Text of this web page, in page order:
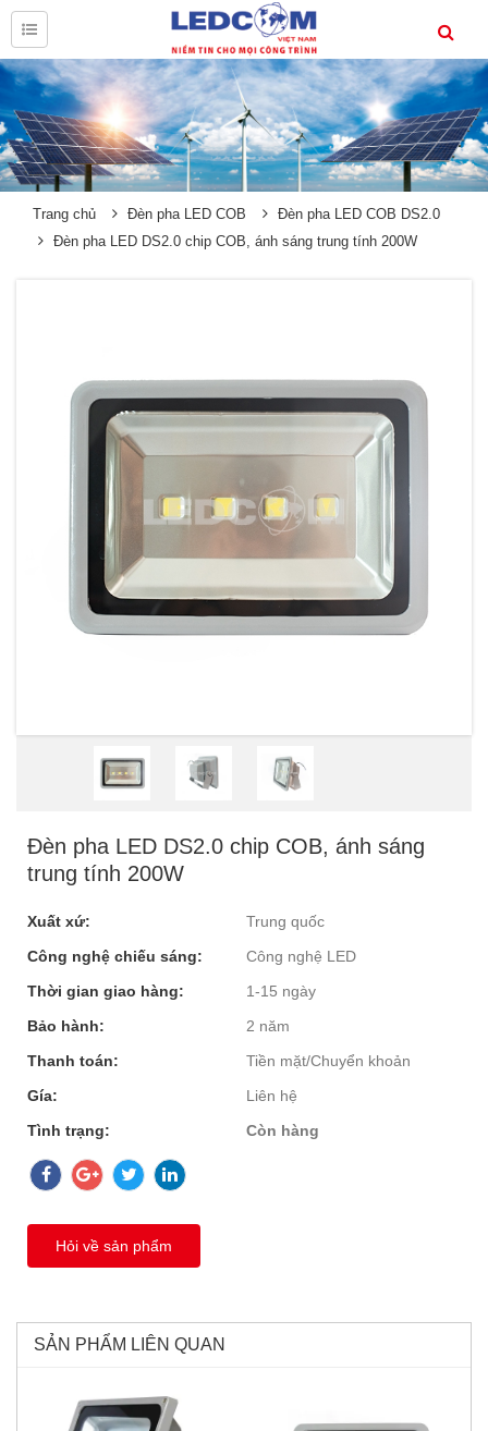
Trang chủ Đèn pha LED COB
Đèn pha LED COB DS2.0
Đèn pha LED DS2.0 chip COB, ánh sáng trung tính 200W
Đèn pha LED DS2.0 chip COB, ánh sáng
trung tính 200W
Xuất xứ:
Trung quốc
Công nghệ chiếu sáng:
Công nghệ LED
Thời gian giao hàng:
1-15 ngày
Bảo hành:
2 năm
Thanh toán:
Tiền mặt/Chuyển khoản
Gía:
Liên hệ
Tình trạng:
Còn hàng
Hỏi về sản phẩm
SẢN PHẨM LIÊN QUAN